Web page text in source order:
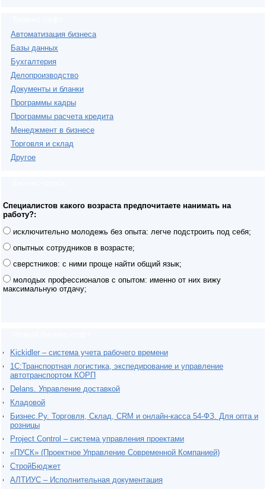
Автоматизация бизнеса
Базы данных
Бухгалтерия
Делопроизводство
Документы и бланки
Программы кадры
Программы расчета кредита
Менеджмент в бизнесе
Торговля и склад
Другое
Специалистов какого возраста предпочитаете нанимать на
работу?:
исключительно молодежь без опыта: легче подстроить под себя;
опытных сотрудников в возрасте;
сверстников: с ними проще найти общий язык;
молодых профессионалов с опытом: именно от них вижу
максимальную отдачу;
Kickidler – система учета рабочего времени
1С:Транспортная логистика, экспедирование и управление
автотранспортом КОРП
Delans. Управление доставкой
Кладовой
Бизнес.Ру. Торговля, Склад, CRM и онлайн-касса 54-ФЗ. Для опта и
розницы
Project Сontrol – система управления проектами
«ПУСК» (Проектное Управление Современной Компанией)
СтройБюджет
АЛТИУС – Исполнительная документация